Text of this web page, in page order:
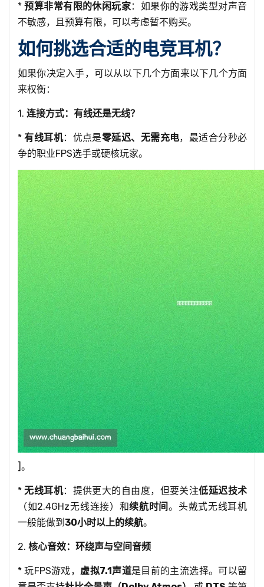
*预算非常有限的休闲玩家：如果你的游戏类型对声音
不敏感，且预算有限，可以考虑暂不购买。
如何挑选合适的电竞耳机？
如果你决定入手，可以从以下几个方面来以下几个方面
来权衡：
1. 连接方式：有线还是无线？
*有线耳机：优点是零延迟、无需充电，最适合分秒必
争的职业FPS选手或硬核玩家。
]。
*无线耳机：提供更大的自由度，但要关注低延迟技术
（如2.4GHz无线连接）和续航时间。头戴式无线耳机
一般能做到 30小时以上的续航。
2. 核心音效：环绕声与空间音频
* 玩FPS游戏， 虚拟7.1声道是目前的主流选择。可以留